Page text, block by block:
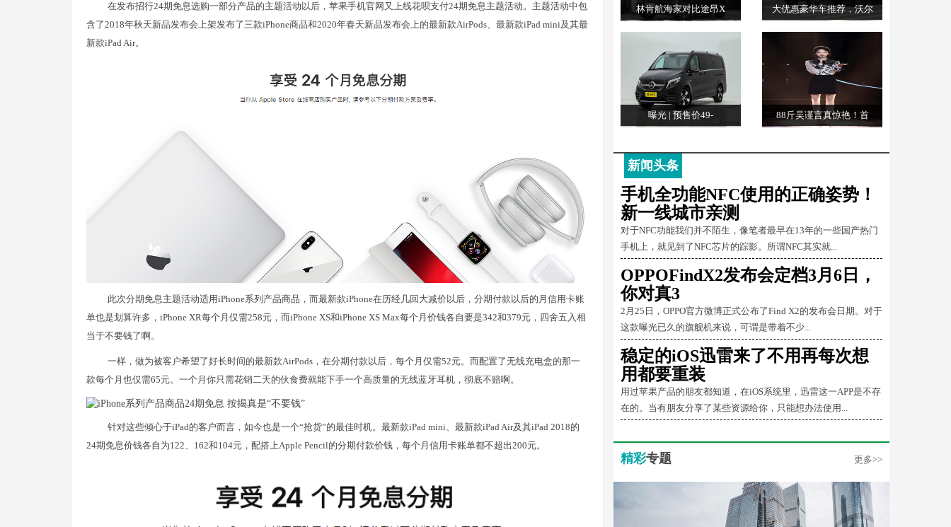
在发布招行24期免息选购一部分产品的主题活动以后，苹果手机官网又上线花呗支付24期免息主题活动。主题活动中包
含了2018年秋天新品发布会上架发布了三款iPhone商品和2020年春天新品发布会上的最新款AirPods、最新款iPad mini及其最
新款iPad Air。
此次分期免息主题活动适用iPhone系列产品商品，而最新款iPhone在历经几回大减价以后，分期付款以后的月信用卡账
单也是划算许多，iPhone XR每个月仅需258元，而iPhone XS和iPhone XS Max每个月价钱各自要是342和379元，四舍五入相
当于不要钱了啊。
一样，做为被客户希望了好长时间的最新款AirPods，在分期付款以后，每个月仅需52元。而配置了无线充电盒的那一
款每个月也仅需65元。一个月你只需花销二天的伙食费就能下手一个高质量的无线蓝牙耳机，彻底不赔啊。
针对这些倾心于iPad的客户而言，如今也是一个“抢货”的最佳时机。最新款iPad mini、最新款iPad Air及其iPad 2018的
24期免息价钱各自为122、162和104元，配搭上Apple Pencil的分期付款价钱，每个月信用卡账单都不超出200元。
林肯航海家对比途昂X 大优惠豪华车推荐，沃尔
曝光 | 预售价49- 88斤吴谨言真惊艳！首
新闻头条
手机全功能NFC使用的正确姿势！
新一线城市亲测
对于NFC功能我们并不陌生，像笔者最早在13年的一些国产热门
手机上，就见到了NFC芯片的踪影。所谓NFC其实就...
OPPOFindX2发布会定档3月6日，
你对真3
2月25日，OPPO官方微博正式公布了Find X2的发布会日期。对于
这款曝光已久的旗舰机来说，可谓是带着不少...
稳定的iOS迅雷来了不用再每次想
用都要重装
用过苹果产品的朋友都知道，在iOS系统里，迅雷这一APP是不存
在的。当有朋友分享了某些资源给你，只能想办法使用...
精彩专题 更多>>